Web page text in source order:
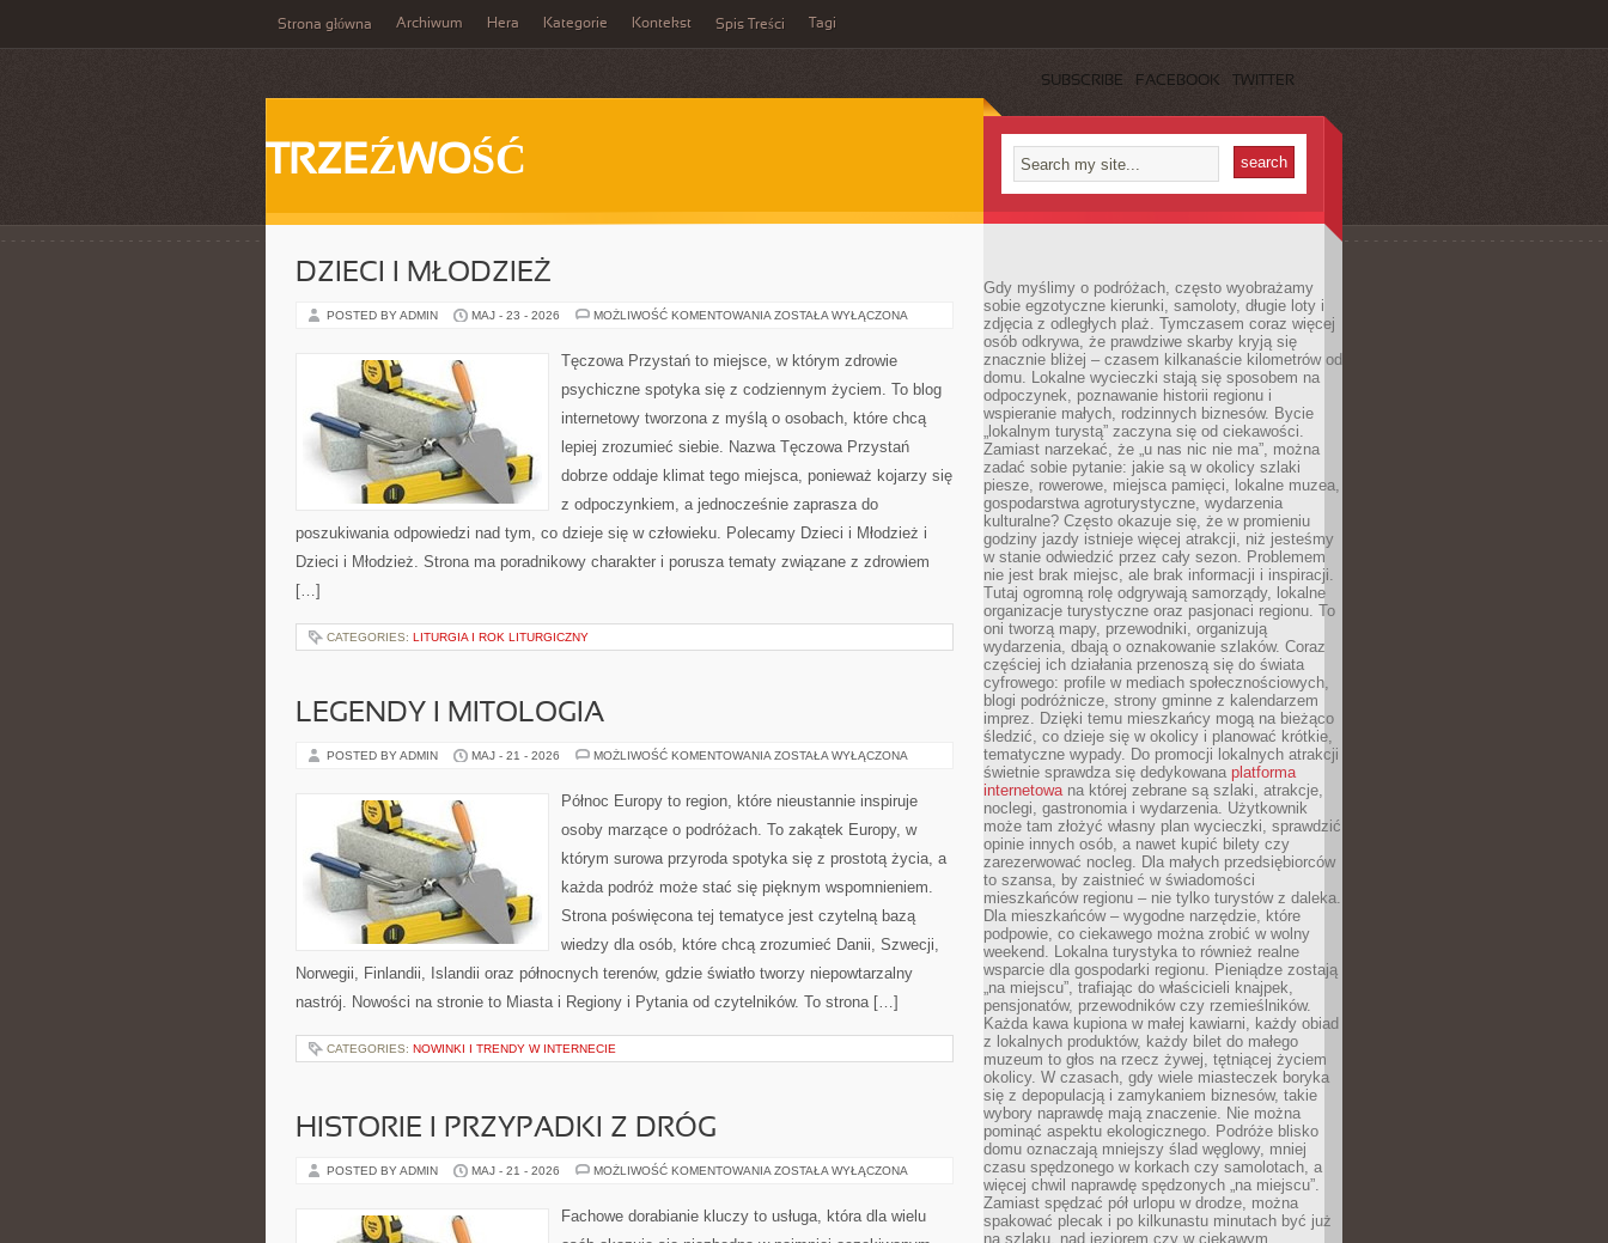
Strona główna Archiwum Hera Kategorie Kontekst Spis Treści Tagi
SUBSCRIBE FACEBOOK TWITTER
TRZEŹWOŚĆ
DZIECI I MŁODZIEŻ
POSTED BY ADMIN MAJ - 23 - 2026 MOŻLIWOŚĆ KOMENTOWANIA DZIECI
ZOSTAŁA WYŁĄCZONA
Tęczowa Przystań to miejsce, w którym zdrowie
psychiczne spotyka się z codziennym życiem. To blog
internetowy tworzona z myślą o osobach, które chcą
lepiej zrozumieć siebie. Nazwa Tęczowa Przystań
dobrze oddaje klimat tego miejsca, ponieważ kojarzy się
z odpoczynkiem, a jednocześnie zaprasza do
poszukiwania odpowiedzi nad tym, co dzieje się w człowieku. Polecamy Dzieci i Młodzież i
Dzieci i Młodzież. Strona ma poradnikowy charakter i porusza tematy związane z zdrowiem
[…]
CATEGORIES: LITURGIA I ROK LITURGICZNY
LEGENDY I MITOLOGIA
POSTED BY ADMIN MAJ - 21 - 2026 MOŻLIWOŚĆ KOMENTOWANIA LEGENDY
ZOSTAŁA WYŁĄCZONA
Północ Europy to region, które nieustannie inspiruje
osoby marzące o podróżach. To zakątek Europy, w
którym surowa przyroda spotyka się z prostotą życia, a
każda podróż może stać się pięknym wspomnieniem.
Strona poświęcona tej tematyce jest czytelną bazą
wiedzy dla osób, które chcą zrozumieć Danii, Szwecji,
Norwegii, Finlandii, Islandii oraz północnych terenów, gdzie światło tworzy niepowtarzalny
nastrój. Nowości na stronie to Miasta i Regiony i Pytania od czytelników. To strona […]
CATEGORIES: NOWINKI I TRENDY W INTERNECIE
HISTORIE I PRZYPADKI Z DRÓG
POSTED BY ADMIN MAJ - 21 - 2026 MOŻLIWOŚĆ KOMENTOWANIA HISTORIE
DRÓG
ZOSTAŁA WYŁĄCZONA
Fachowe dorabianie kluczy to usługa, która dla wielu
Gdy myślimy o podróżach, często wyobrażamy
sobie egzotyczne kierunki, samoloty, długie loty i
zdjęcia z odległych plaż. Tymczasem coraz więcej
osób odkrywa, że prawdziwe skarby kryją się
znacznie bliżej – czasem kilkanaście kilometrów od
domu. Lokalne wycieczki stają się sposobem na
odpoczynek, poznawanie historii regionu i
wspieranie małych, rodzinnych biznesów. Bycie
„lokalnym turystą” zaczyna się od ciekawości.
Zamiast narzekać, że „u nas nic nie ma”, można
zadać sobie pytanie: jakie są w okolicy szlaki
piesze, rowerowe, miejsca pamięci, lokalne muzea,
gospodarstwa agroturystyczne, wydarzenia
kulturalne? Często okazuje się, że w promieniu
godziny jazdy istnieje więcej atrakcji, niż jesteśmy
w stanie odwiedzić przez cały sezon. Problemem
nie jest brak miejsc, ale brak informacji i inspiracji.
Tutaj ogromną rolę odgrywają samorządy, lokalne
organizacje turystyczne oraz pasjonaci regionu. To
oni tworzą mapy, przewodniki, organizują
wydarzenia, dbają o oznakowanie szlaków. Coraz
częściej ich działania przenoszą się do świata
cyfrowego: profile w mediach społecznościowych,
blogi podróżnicze, strony gminne z kalendarzem
imprez. Dzięki temu mieszkańcy mogą na bieżąco
śledzić, co dzieje się w okolicy i planować krótkie,
tematyczne wypady. Do promocji lokalnych atrakcji
świetnie sprawdza się dedykowana platforma
internetowana której zebrane są szlaki, atrakcje,
noclegi, gastronomia i wydarzenia. Użytkownik
może tam złożyć własny plan wycieczki, sprawdzić
opinie innych osób, a nawet kupić bilety czy
zarezerwować nocleg. Dla małych przedsiębiorców
to szansa, by zaistnieć w świadomości
mieszkańców regionu – nie tylko turystów z daleka.
Dla mieszkańców – wygodne narzędzie, które
podpowie, co ciekawego można zrobić w wolny
weekend. Lokalna turystyka to również realne
wsparcie dla gospodarki regionu. Pieniądze zostają
„na miejscu”, trafiając do właścicieli knajpek,
pensjonatów, przewodników czy rzemieślników.
Każda kawa kupiona w małej kawiarni, każdy obiad
z lokalnych produktów, każdy bilet do małego
muzeum to głos na rzecz żywej, tętniącej życiem
okolicy. W czasach, gdy wiele miasteczek boryka
się z depopulacją i zamykaniem biznesów, takie
wybory naprawdę mają znaczenie. Nie można
pominąć aspektu ekologicznego. Podróże blisko
domu oznaczają mniejszy ślad węglowy, mniej
czasu spędzonego w korkach czy samolotach, a
więcej chwil naprawdę spędzonych „na miejscu”.
Zamiast spędzać pół urlopu w drodze, można
spakować plecak i po kilkunastu minutach być już
na szlaku, nad jeziorem czy w ciekawym